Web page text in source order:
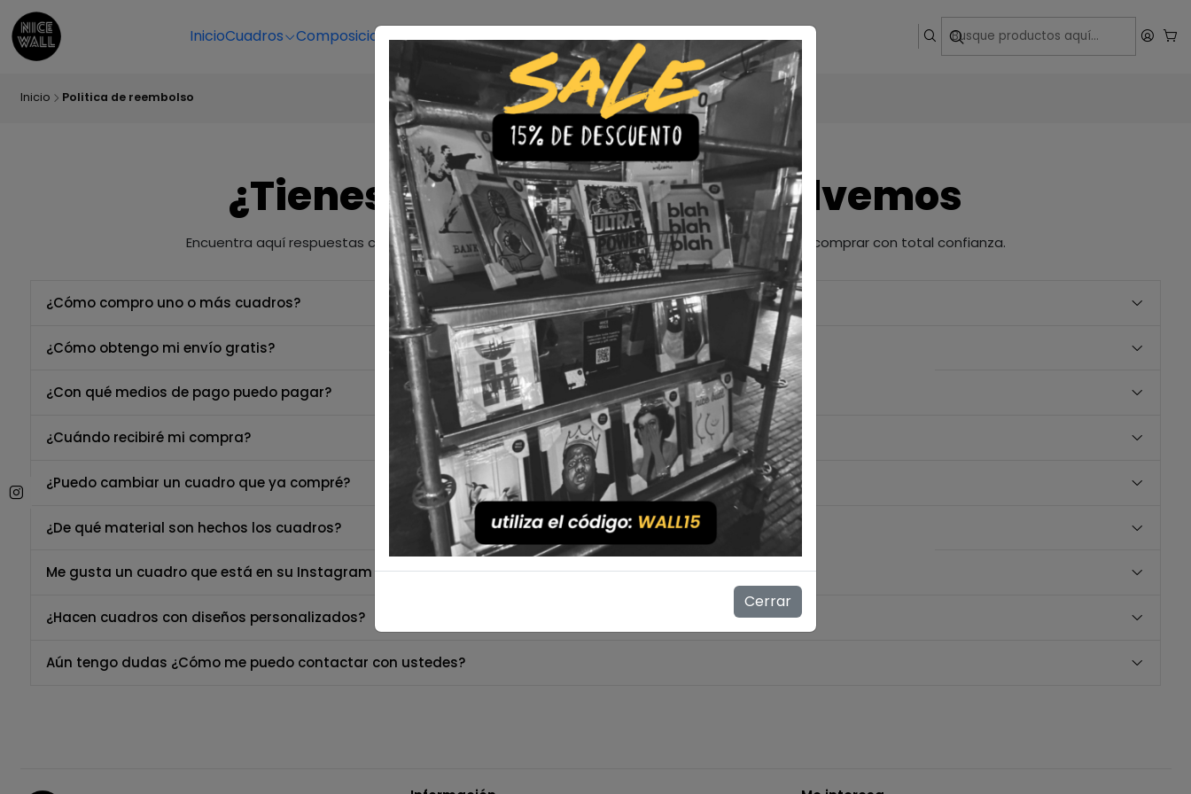
InicioCuadros ComposicionesIluminaciónPrecios de cuadros & láminasPlazos de Entrega
Inicio Politica de reembolso
¿Tienes dudas? Acá las resolvemos
Encuentra aquí respuestas claras y rápidas a las preguntas más frecuentes, para que puedas comprar con total confianza.
¿Cómo compro uno o más cuadros?
¿Cómo obtengo mi envío gratis?
¿Con qué medios de pago puedo pagar?
¿Cuándo recibiré mi compra?
¿Puedo cambiar un cuadro que ya compré?
¿De qué material son hechos los cuadros?
Me gusta un cuadro que está en su Instagram pero no lo encuentro en la web ¿Lo puedo comprar?
¿Hacen cuadros con diseños personalizados?
Aún tengo dudas ¿Cómo me puedo contactar con ustedes?
Cerrar